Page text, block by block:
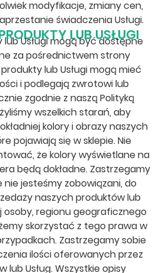
modyfikacje, zmiany cen,
świadczenia Usługi.
LUB USŁUGI
Usługi mogą być dostępne
za pośrednictwem strony
lub Usługi mogą mieć
i podlegają zwrotowi lub
zgodnie z naszą Polityką
wszelkich starań, aby
kolory i obrazy naszych
pojawiają się w sklepie. Nie
że kolory wyświetlane na
będą dokładne. Zastrzegamy
nie jesteśmy zobowiązani, do
naszych produktów lub
osoby, regionu geograficznego
skorzystać z tego prawa w
Zastrzegamy sobie
ilości oferowanych przez
lub Usług. Wszystkie opisy